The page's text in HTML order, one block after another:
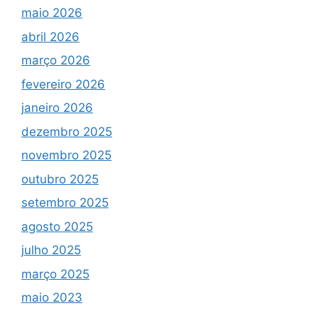
maio 2026
abril 2026
março 2026
fevereiro 2026
janeiro 2026
dezembro 2025
novembro 2025
outubro 2025
setembro 2025
agosto 2025
julho 2025
março 2025
maio 2023